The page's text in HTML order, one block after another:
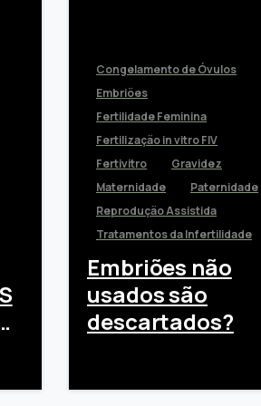
Congelamento de Óvulos
Embriões
Fertilidade Feminina
Fertilização in vitro FIV
Fertivitro
Gravidez
Maternidade
Paternidade
Reprodução Assistida
Tratamentos da Infertilidade
Embriões não
usados são
descartados?